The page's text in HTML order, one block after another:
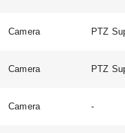
Camera PTZ
Camera PTZ
Camera -